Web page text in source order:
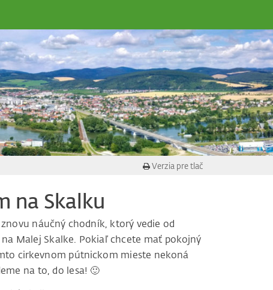
Verzia pre tlač
na Skalku
náučný chodník, ktorý vedie od
Malej Skalke. Pokiaľ chcete mať pokojný
cirkevnom pútnickom mieste nekoná
na to, do lesa! 🙂